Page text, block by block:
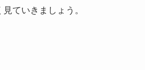
ていきましょう。